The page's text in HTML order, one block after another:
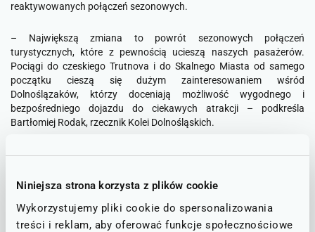
Niniejsza strona korzysta z plików cookie
Wykorzystujemy pliki cookie do spersonalizowania
treści i reklam, aby oferować funkcje społecznościowe
reaktywowanych połączeń sezonowych.
– Największą zmiana to powrót sezonowych połączeń
turystycznych, które z pewnością ucieszą naszych pasażerów.
Pociągi do czeskiego Trutnova i do Skalnego Miasta od samego
początku cieszą się dużym zainteresowaniem wśród
Dolnoślązaków, którzy doceniają możliwość wygodnego i
bezpośredniego dojazdu do ciekawych atrakcji – podkreśla
Bartłomiej Rodak, rzecznik Kolei Dolnośląskich.
Od połowy kwietnia pociągami KD znów będzie można dojechać do
kursujące w weekendy będą odjeżdżać ze stacji Wrocław Główny i
popołudniowych.